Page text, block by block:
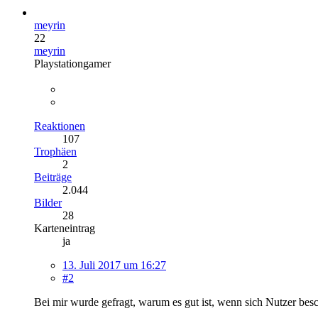
meyrin
22
meyrin
Playstationgamer
Reaktionen
107
Trophäen
2
Beiträge
2.044
Bilder
28
Karteneintrag
ja
13. Juli 2017 um 16:27
#2
Bei mir wurde gefragt, warum es gut ist, wenn sich Nutzer